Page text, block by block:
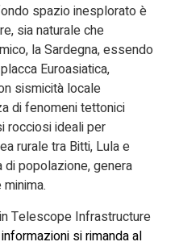
spazio inesplorato è
sia naturale che
la Sardegna, essendo
Euroasiatica,
sismicità locale
di fenomeni tettonici
rocciosi ideali per
rurale tra Bitti, Lula e
di popolazione, genera
Telescope Infrastructure
si rimanda al